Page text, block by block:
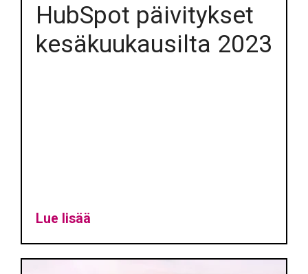
HubSpot päivitykset
kesäkuukausilta 2023
Lue lisää